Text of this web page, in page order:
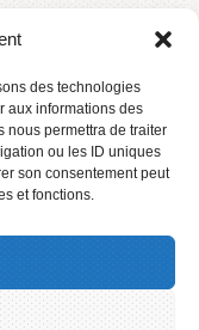
des technologies
aux informations des
nous permettra de traiter
ou les ID uniques
son consentement peut
et fonctions.
absents pour
midi jusqu’au 9
donc de retour